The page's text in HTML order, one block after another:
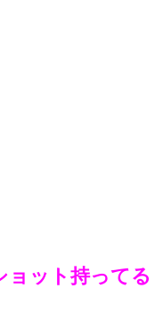
ョット持ってる